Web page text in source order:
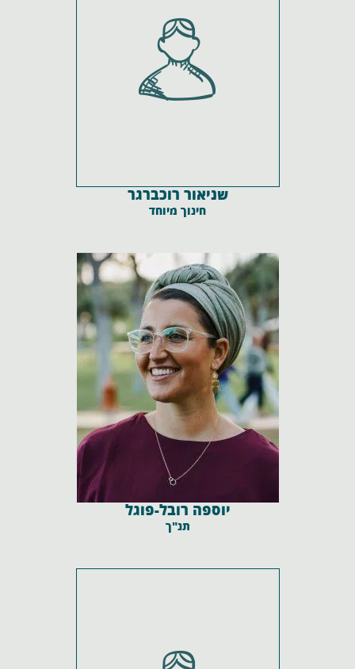
שניאור רוכברגר
חינוך מיוחד
יוספה רובל-פוגל
תנ"ך